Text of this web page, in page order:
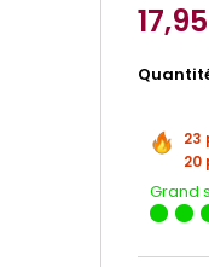
23
20
Grand